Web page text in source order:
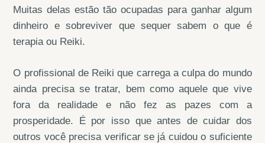
Muitas delas estão tão ocupadas para ganhar algum
dinheiro e sobreviver que sequer sabem o que é
terapia ou Reiki.
O profissional de Reiki que carrega a culpa do mundo
ainda precisa se tratar, bem como aquele que vive
fora da realidade e não fez as pazes com a
prosperidade. É por isso que antes de cuidar dos
outros você precisa verificar se já cuidou o suficiente